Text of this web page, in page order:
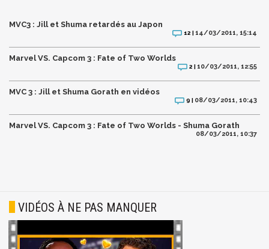
MVC3 : Jill et Shuma retardés au Japon
12 |14/03/2011, 15:14
Marvel VS. Capcom 3 : Fate of Two Worlds
2 |10/03/2011, 12:55
MVC 3 : Jill et Shuma Gorath en vidéos
9 | 08/03/2011, 10:43
Marvel VS. Capcom 3 : Fate of Two Worlds - Shuma Gorath
08/03/2011, 10:37
VIDÉOS À NE PAS MANQUER